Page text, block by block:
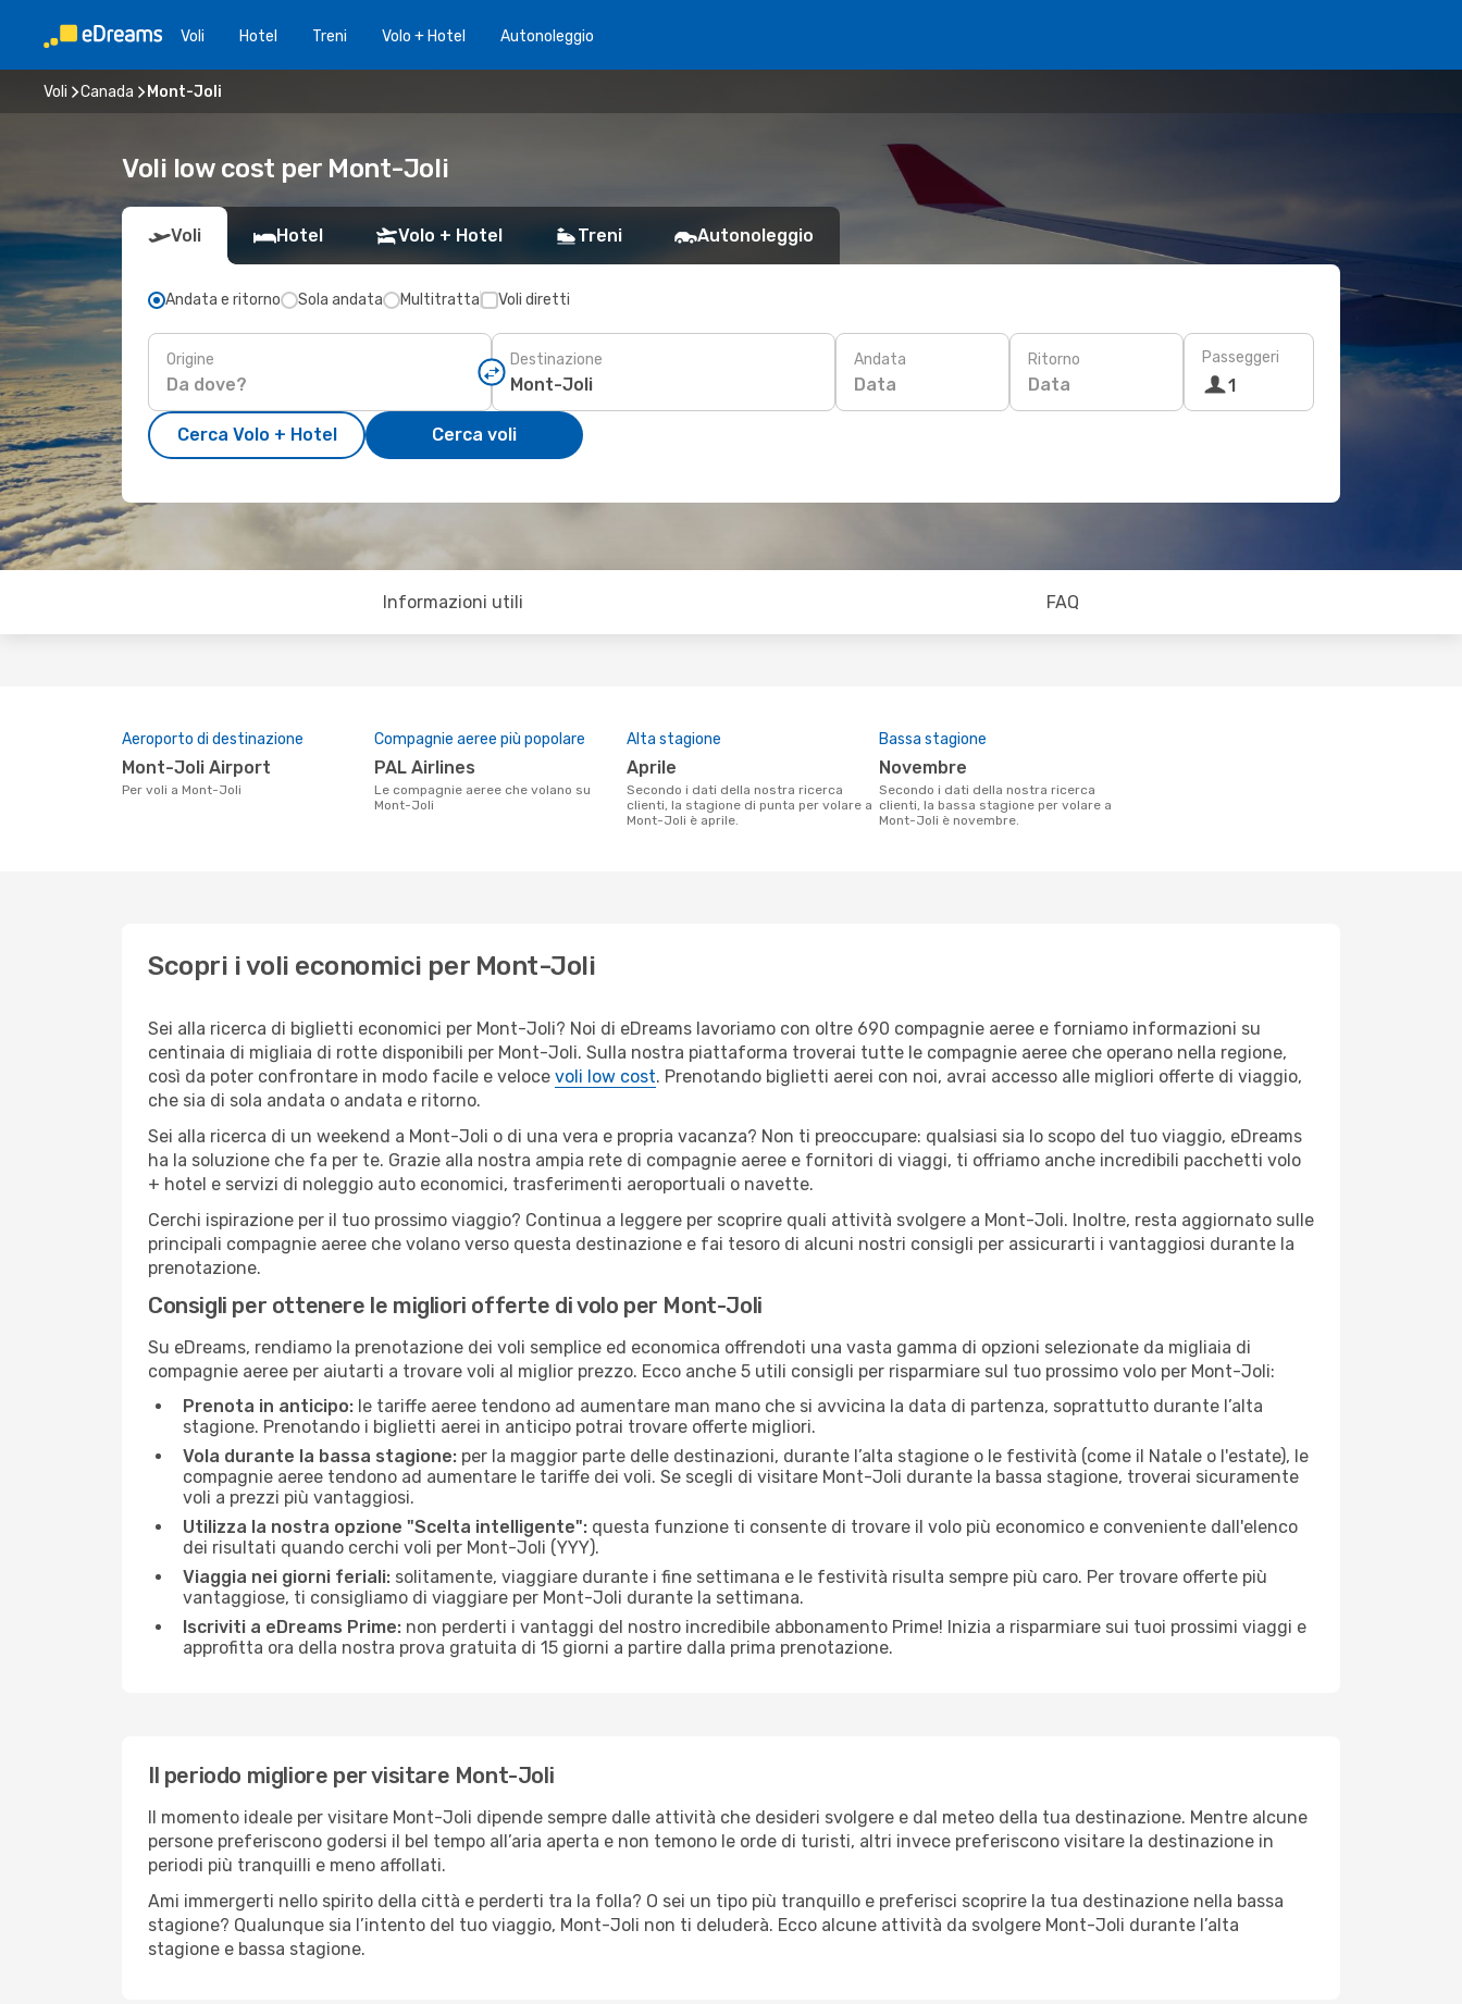
Voli Hotel Treni Volo + Hotel Autonoleggio
Voli Canada Mont-Joli
Voli low cost per Mont-Joli
Voli Hotel Volo + Hotel Treni Autonoleggio
Andata e ritorno Sola andata Multitratta Voli diretti
Origine Destinazione Andata
Data
Ritorno
Data
Passeggeri
1
Cerca Volo + Hotel Cerca voli
Informazioni utili FAQ
Aeroporto di destinazione
Mont-Joli Airport
Per voli a Mont-Joli
Compagnie aeree più popolare
PAL Airlines
Le compagnie aeree che volano su
Mont-Joli
Alta stagione
aprile
Secondo i dati della nostra ricerca
clienti, la stagione di punta per volare a
Mont-Joli è aprile.
Bassa stagione
novembre
Secondo i dati della nostra ricerca
clienti, la bassa stagione per volare a
Mont-Joli è novembre.
Scopri i voli economici per Mont-Joli
Sei alla ricerca di biglietti economici per Mont-Joli? Noi di eDreams lavoriamo con oltre 690 compagnie aeree e forniamo informazioni su
centinaia di migliaia di rotte disponibili per Mont-Joli. Sulla nostra piattaforma troverai tutte le compagnie aeree che operano nella regione,
così da poter confrontare in modo facile e veloce voli low cost. Prenotando biglietti aerei con noi, avrai accesso alle migliori offerte di viaggio,
che sia di sola andata o andata e ritorno.
Sei alla ricerca di un weekend a Mont-Joli o di una vera e propria vacanza? Non ti preoccupare: qualsiasi sia lo scopo del tuo viaggio, eDreams
ha la soluzione che fa per te. Grazie alla nostra ampia rete di compagnie aeree e fornitori di viaggi, ti offriamo anche incredibili pacchetti volo
+ hotel e servizi di noleggio auto economici, trasferimenti aeroportuali o navette.
Cerchi ispirazione per il tuo prossimo viaggio? Continua a leggere per scoprire quali attività svolgere a Mont-Joli. Inoltre, resta aggiornato sulle
principali compagnie aeree che volano verso questa destinazione e fai tesoro di alcuni nostri consigli per assicurarti i vantaggiosi durante la
prenotazione.
Consigli per ottenere le migliori offerte di volo per Mont-Joli
Su eDreams, rendiamo la prenotazione dei voli semplice ed economica offrendoti una vasta gamma di opzioni selezionate da migliaia di
compagnie aeree per aiutarti a trovare voli al miglior prezzo. Ecco anche 5 utili consigli per risparmiare sul tuo prossimo volo per Mont-Joli:
Prenota in anticipo: le tariffe aeree tendono ad aumentare man mano che si avvicina la data di partenza, soprattutto durante l’alta
stagione. Prenotando i biglietti aerei in anticipo potrai trovare offerte migliori.
Vola durante la bassa stagione: per la maggior parte delle destinazioni, durante l’alta stagione o le festività (come il Natale o l'estate), le
compagnie aeree tendono ad aumentare le tariffe dei voli. Se scegli di visitare Mont-Joli durante la bassa stagione, troverai sicuramente
voli a prezzi più vantaggiosi.
Utilizza la nostra opzione "Scelta intelligente": questa funzione ti consente di trovare il volo più economico e conveniente dall'elenco
dei risultati quando cerchi voli per Mont-Joli (YYY).
Viaggia nei giorni feriali: solitamente, viaggiare durante i fine settimana e le festività risulta sempre più caro. Per trovare offerte più
vantaggiose, ti consigliamo di viaggiare per Mont-Joli durante la settimana.
Iscriviti a eDreams Prime: non perderti i vantaggi del nostro incredibile abbonamento Prime! Inizia a risparmiare sui tuoi prossimi viaggi e
approfitta ora della nostra prova gratuita di 15 giorni a partire dalla prima prenotazione.
Il periodo migliore per visitare Mont-Joli
Il momento ideale per visitare Mont-Joli dipende sempre dalle attività che desideri svolgere e dal meteo della tua destinazione. Mentre alcune
persone preferiscono godersi il bel tempo all’aria aperta e non temono le orde di turisti, altri invece preferiscono visitare la destinazione in
periodi più tranquilli e meno affollati.
Ami immergerti nello spirito della città e perderti tra la folla? O sei un tipo più tranquillo e preferisci scoprire la tua destinazione nella bassa
stagione? Qualunque sia l’intento del tuo viaggio, Mont-Joli non ti deluderà. Ecco alcune attività da svolgere Mont-Joli durante l’alta
stagione e bassa stagione.